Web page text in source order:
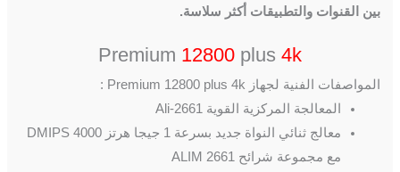
بين القنوات والتطبيقات أكثر سلاسة.
Premium 12800 plus 4k
المواصفات الفنية لجهاز Premium 12800 plus 4k :
المعالجة المركزية القوية Ali-2661
معالج ثنائي النواة جديد بسرعة 1 جيجا هرتز 4000 DMIPS
مع مجموعة شرائح ALIM 2661